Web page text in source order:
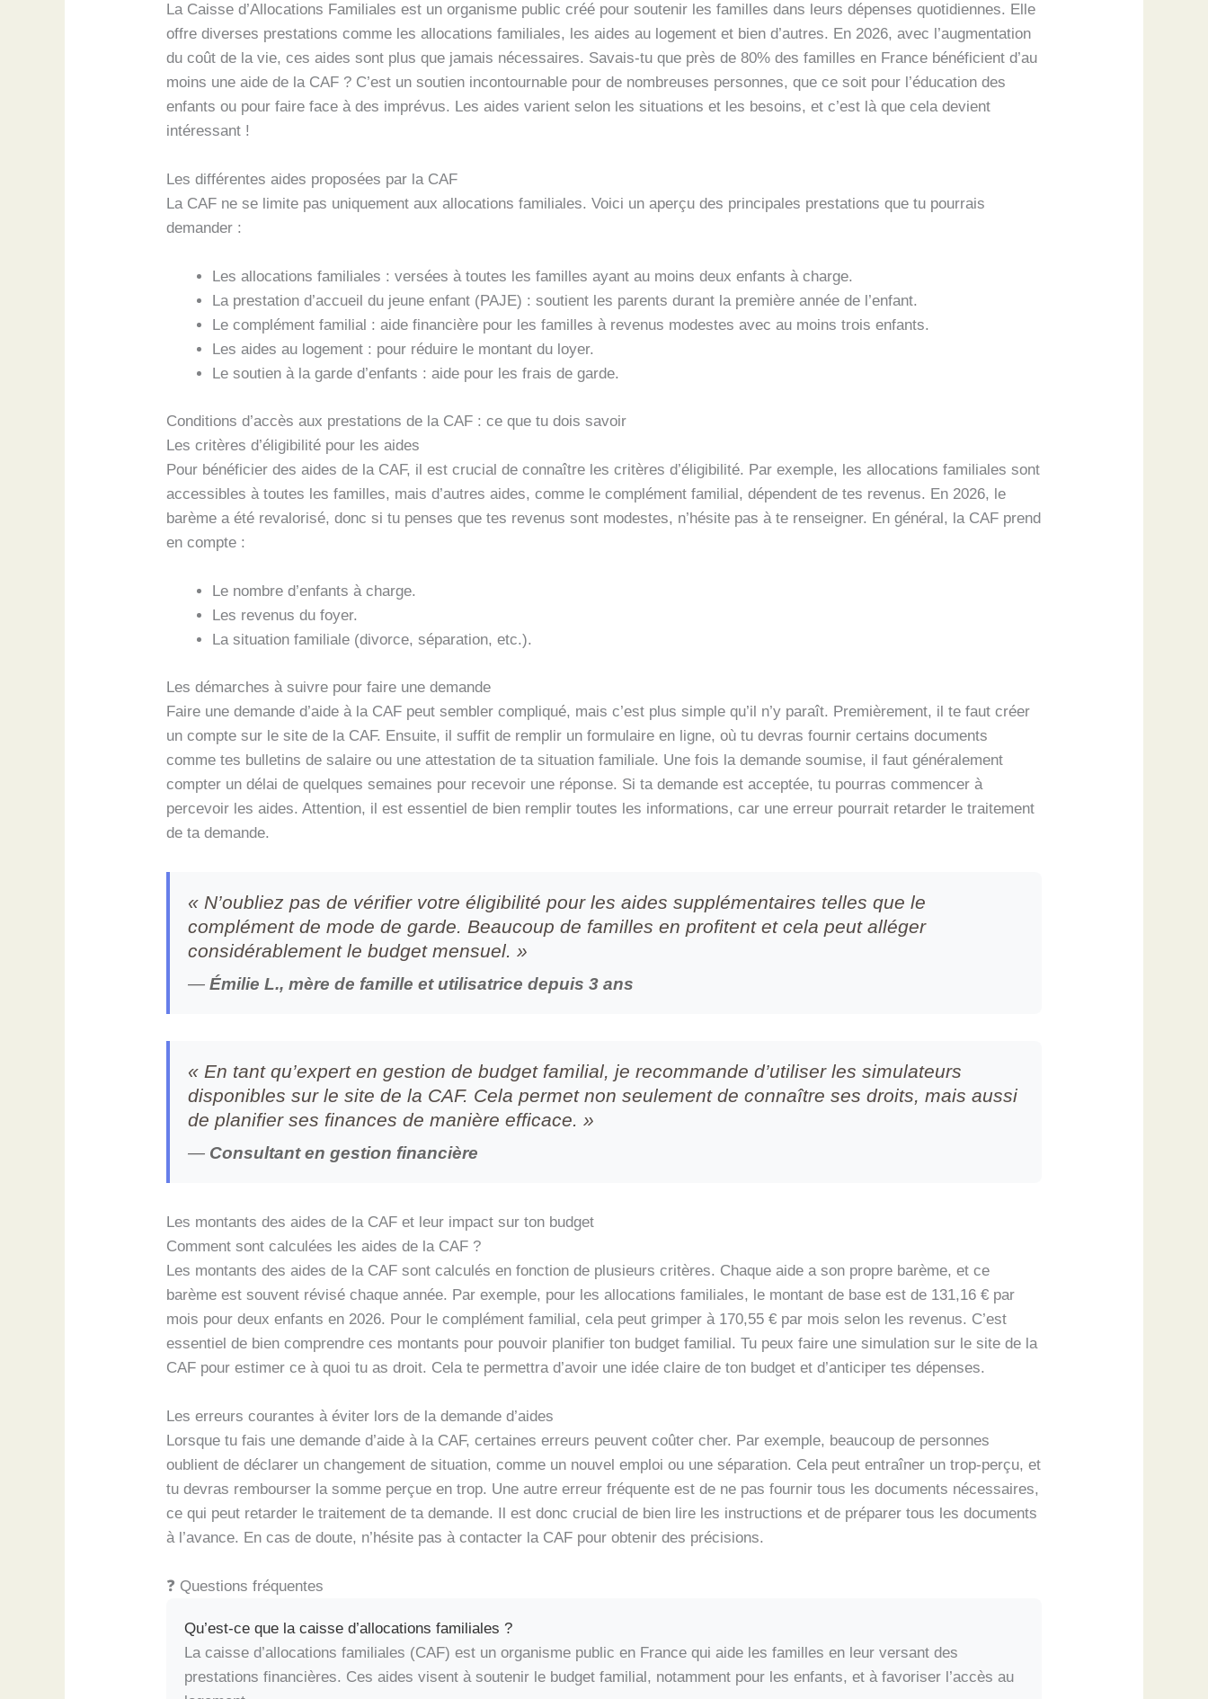
La Caisse d’Allocations Familiales est un organisme public créé pour soutenir les familles dans leurs dépenses quotidiennes. Elle
offre diverses prestations comme les allocations familiales, les aides au logement et bien d’autres. En 2026, avec l’augmentation
du coût de la vie, ces aides sont plus que jamais nécessaires. Savais-tu que près de 80% des familles en France bénéficient d’au
moins une aide de la CAF ? C’est un soutien incontournable pour de nombreuses personnes, que ce soit pour l’éducation des
enfants ou pour faire face à des imprévus. Les aides varient selon les situations et les besoins, et c’est là que cela devient
intéressant !
Les différentes aides proposées par la CAF
La CAF ne se limite pas uniquement aux allocations familiales. Voici un aperçu des principales prestations que tu pourrais
demander :
Les allocations familiales : versées à toutes les familles ayant au moins deux enfants à charge.
La prestation d’accueil du jeune enfant (PAJE) : soutient les parents durant la première année de l’enfant.
Le complément familial : aide financière pour les familles à revenus modestes avec au moins trois enfants.
Les aides au logement : pour réduire le montant du loyer.
Le soutien à la garde d’enfants : aide pour les frais de garde.
Conditions d’accès aux prestations de la CAF : ce que tu dois savoir
Les critères d’éligibilité pour les aides
Pour bénéficier des aides de la CAF, il est crucial de connaître les critères d’éligibilité. Par exemple, les allocations familiales sont
accessibles à toutes les familles, mais d’autres aides, comme le complément familial, dépendent de tes revenus. En 2026, le
barème a été revalorisé, donc si tu penses que tes revenus sont modestes, n’hésite pas à te renseigner. En général, la CAF prend
en compte :
Le nombre d’enfants à charge.
Les revenus du foyer.
La situation familiale (divorce, séparation, etc.).
Les démarches à suivre pour faire une demande
Faire une demande d’aide à la CAF peut sembler compliqué, mais c’est plus simple qu’il n’y paraît. Premièrement, il te faut créer
un compte sur le site de la CAF. Ensuite, il suffit de remplir un formulaire en ligne, où tu devras fournir certains documents
comme tes bulletins de salaire ou une attestation de ta situation familiale. Une fois la demande soumise, il faut généralement
compter un délai de quelques semaines pour recevoir une réponse. Si ta demande est acceptée, tu pourras commencer à
percevoir les aides. Attention, il est essentiel de bien remplir toutes les informations, car une erreur pourrait retarder le traitement
de ta demande.
« N’oubliez pas de vérifier votre éligibilité pour les aides supplémentaires telles que le
complément de mode de garde. Beaucoup de familles en profitent et cela peut alléger
considérablement le budget mensuel. »
—Émilie L., mère de famille et utilisatrice depuis 3 ans
« En tant qu’expert en gestion de budget familial, je recommande d’utiliser les simulateurs
disponibles sur le site de la CAF. Cela permet non seulement de connaître ses droits, mais aussi
de planifier ses finances de manière efficace. »
— Consultant en gestion financière
Les montants des aides de la CAF et leur impact sur ton budget
Comment sont calculées les aides de la CAF ?
Les montants des aides de la CAF sont calculés en fonction de plusieurs critères. Chaque aide a son propre barème, et ce
barème est souvent révisé chaque année. Par exemple, pour les allocations familiales, le montant de base est de 131,16 € par
mois pour deux enfants en 2026. Pour le complément familial, cela peut grimper à 170,55 € par mois selon les revenus. C’est
essentiel de bien comprendre ces montants pour pouvoir planifier ton budget familial. Tu peux faire une simulation sur le site de la
CAF pour estimer ce à quoi tu as droit. Cela te permettra d’avoir une idée claire de ton budget et d’anticiper tes dépenses.
Les erreurs courantes à éviter lors de la demande d’aides
Lorsque tu fais une demande d’aide à la CAF, certaines erreurs peuvent coûter cher. Par exemple, beaucoup de personnes
oublient de déclarer un changement de situation, comme un nouvel emploi ou une séparation. Cela peut entraîner un trop-perçu, et
tu devras rembourser la somme perçue en trop. Une autre erreur fréquente est de ne pas fournir tous les documents nécessaires,
ce qui peut retarder le traitement de ta demande. Il est donc crucial de bien lire les instructions et de préparer tous les documents
à l’avance. En cas de doute, n’hésite pas à contacter la CAF pour obtenir des précisions.
❓ Questions fréquentes
Qu’est-ce que la caisse d’allocations familiales ?
La caisse d’allocations familiales (CAF) est un organisme public en France qui aide les familles en leur versant des
prestations financières. Ces aides visent à soutenir le budget familial, notamment pour les enfants, et à favoriser l’accès au